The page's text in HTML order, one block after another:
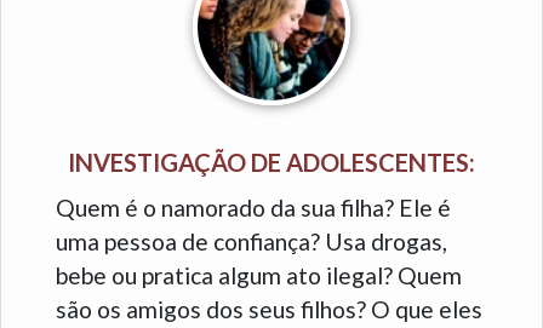
INVESTIGAÇÃO DE ADOLESCENTES:
Quem é o namorado da sua filha? Ele é
uma pessoa de confiança? Usa drogas,
bebe ou pratica algum ato ilegal? Quem
são os amigos dos seus filhos? O que eles